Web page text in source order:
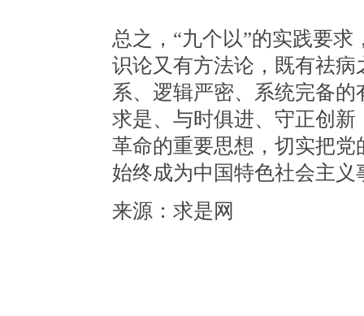
总之，“九个以”的实践要
识论又有方法论，既有祛
系、逻辑严密、系统完备
求是、与时俱进、守正创
革命的重要思想，切实把
始终成为中国特色社会主
来源：求是网